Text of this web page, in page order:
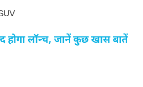
होगा लॉन्च, जानें कुछ खास बातें